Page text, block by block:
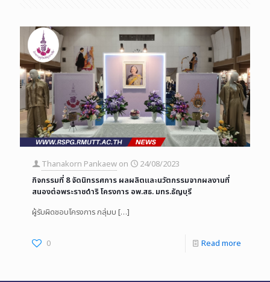
Thanakorn Pankaew on
24/08/2023
กิจกรรมที่ 8 จัดนิทรรศการ ผลผลิตและนวัตกรรมจากผลงานที่
สนองต่อพระราชดำริ โครงการ อพ.สธ. มทร.ธัญบุรี
ผู้รับผิดชอบโครงการ กลุ่มบ […]
0 Read more